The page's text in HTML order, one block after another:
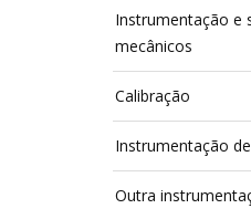
Instrumentação e
mecânicos
Calibração
Instrumentação
Outra